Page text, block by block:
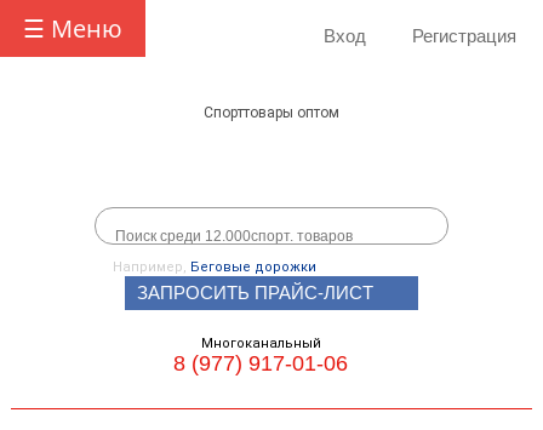
☰ Меню Вход Регистрация
Спорттовары оптом
Например, Беговые дорожки
ЗАПРОСИТЬ ПРАЙС-ЛИСТ
Многоканальный
8 (977) 917-01-06